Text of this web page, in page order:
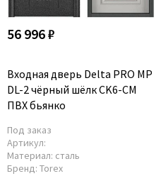
Hausdoors
HSU
Krona Koblenz
Komfort Doors
LiGa
Line Doors
56 996 ₽
Входная дверь Delta PRO MP
DL-2 чёрный шёлк CK6-CM
ПВХ бьянко
Под заказ
Артикул:
Материал: сталь
Бренд: Torex